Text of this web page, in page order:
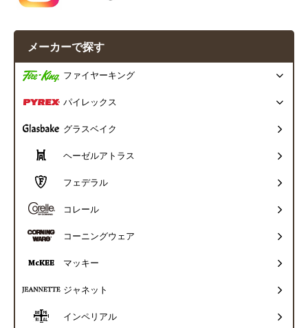
メーカーで探す
ファイヤーキング
パイレックス
グラスベイク
ヘーゼルアトラス
フェデラル
コレール
コーニングウェア
マッキー
ジャネット
インペリアル